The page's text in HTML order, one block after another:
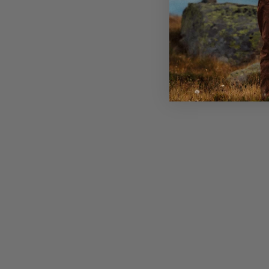
Beidseitige Kompression auf jeder Seite für
Aufhänger für eine Trinkblase und Ausgang für
Spezielle Hüftgurttaschen sind als Zubehör